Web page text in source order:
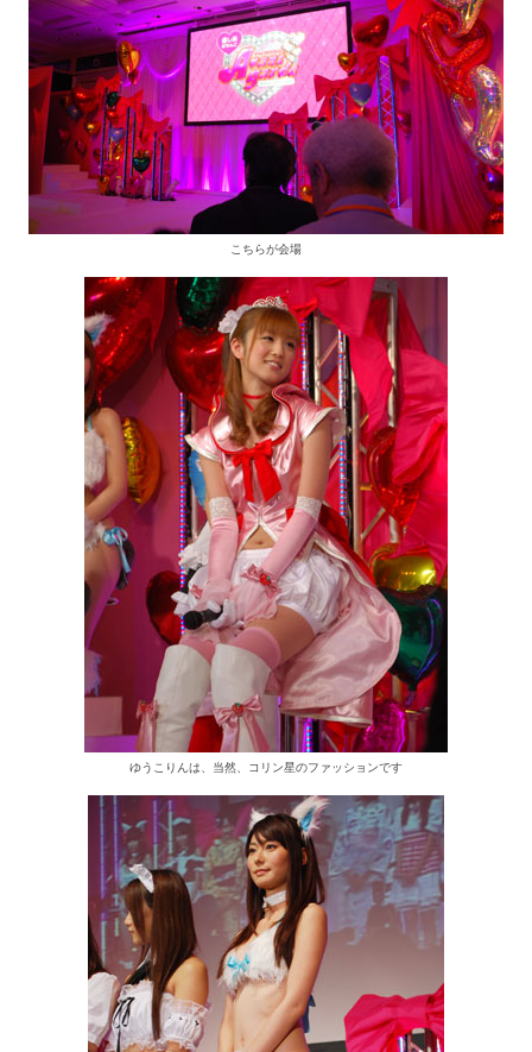
こちらが会場
ゆうこりんは、当然、コリン星のファッションです